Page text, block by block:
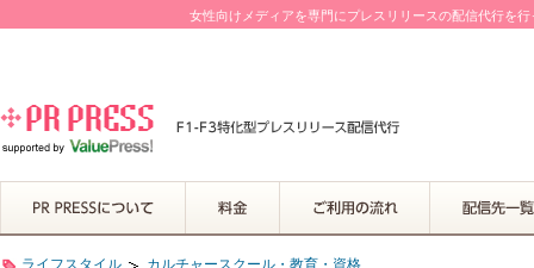
女性向けメディアを専門にプレスリリースの配信代行を
ライフスタイル カルチャースクール・教育・資格